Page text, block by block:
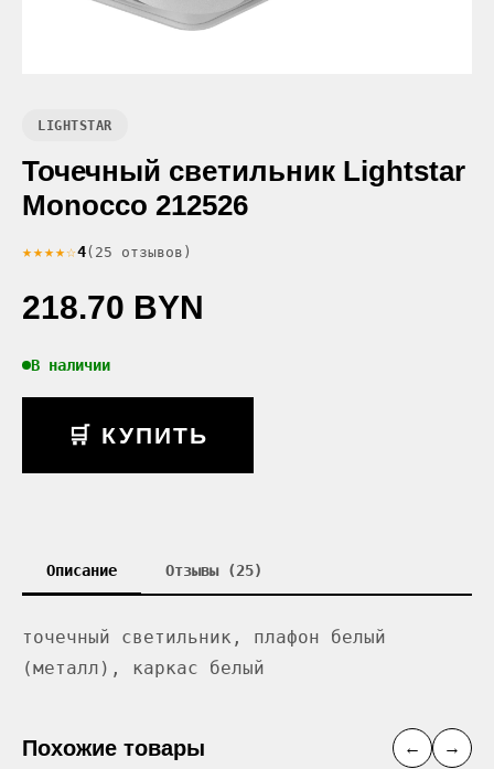
LIGHTSTAR
Точечный светильник Lightstar
Monocco 212526
★★★★☆4(25 отзывов)
218.70 BYN
В наличии
🛒 КУПИТЬ
Описание Отзывы (25)
точечный светильник, плафон белый
(металл), каркас белый
Похожие товары ← →